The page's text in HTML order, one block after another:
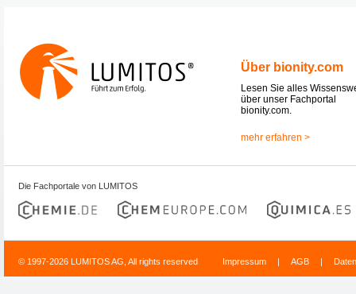
Über bionity.com
Lesen Sie alles
über unser Fachportal
bionity.com.
mehr erfahren >
Die Fachportale von LUMITOS
© 1997-2026 LUMITOS AG, All rights reserved Impressum | AGB |